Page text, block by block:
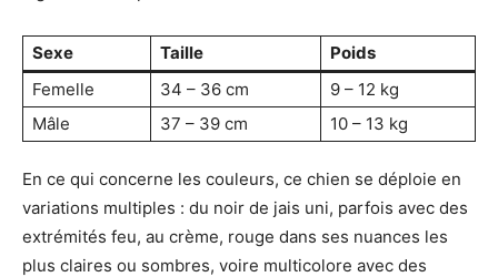
Sexe Taille
Poids
Femelle
34 – 36 cm
9 – 12 kg
Mâle
37 – 39 cm 10 – 13 kg
En ce qui concerne les couleurs, ce chien se déploie en
variations multiples : du noir de jais uni, parfois avec des
extrémités feu, au crème, rouge dans ses nuances les
plus claires ou sombres, voire multicolore avec des